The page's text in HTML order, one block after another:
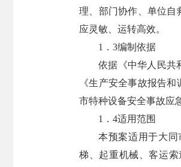
理、部门协作、单位自
应灵敏、运转高效。
1．3编制依据
依据《中华人民共
《生产安全事故报告
市特种设备安全事故应
1．4适用范围
本预案适用于大
梯、起重机械、客运